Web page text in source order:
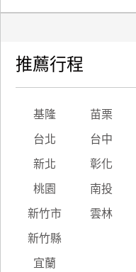
推薦行程
基隆 苗栗
台北 台中
新北 彰化
桃園 南投
新竹市 雲林
新竹縣
宜蘭